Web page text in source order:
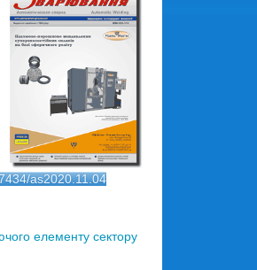
as2020.11.04
елементу сектору